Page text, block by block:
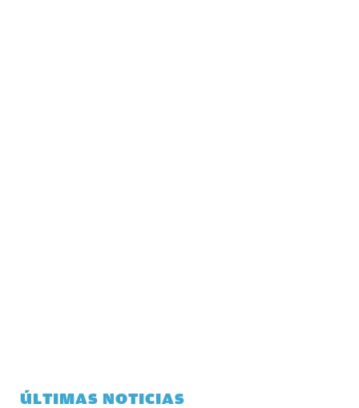
ÚLTIMAS NOTICIAS